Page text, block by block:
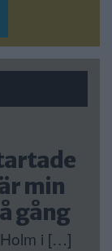
min
gång
i […]